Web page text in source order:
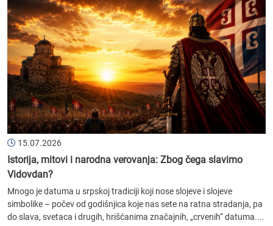
15.07.2026
Istorija, mitovi i narodna verovanja: Zbog čega slavimo
Vidovdan?
Mnogo je datuma u srpskoj tradiciji koji nose slojeve i slojeve
simbolike – počev od godišnjica koje nas sete na ratna stradanja, pa
do slava, svetaca i drugih, hrišćanima značajnih, „crvenih“ datuma....